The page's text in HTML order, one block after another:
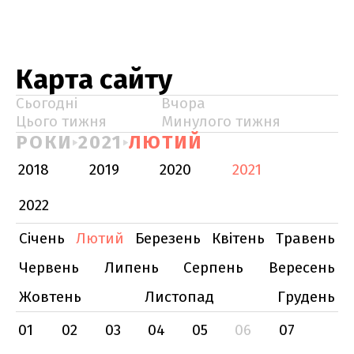
Карта сайту
Сьогодні
Вчора
Цього тижня
Минулого тижня
РОКИ 2021 ЛЮТИЙ
2018 2019 2020
2021
2022
Січень
Лютий Березень Квітень
Травень
Червень
Липень Серпень
Вересень
Жовтень
Листопад
Грудень
01
02 03 04 05 06 07